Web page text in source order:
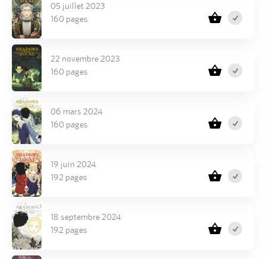
05 juillet 2023
160 pages
22 novembre 2023
160 pages
06 mars 2024
160 pages
19 juin 2024
192 pages
18 septembre 2024
192 pages